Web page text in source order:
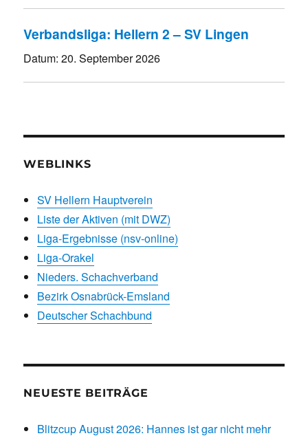
Verbandsliga: Hellern 2 – SV Lingen
Datum:20. September 2026
WEBLINKS
SV Hellern Hauptverein
Liste der Aktiven (mit DWZ)
Liga-Ergebnisse (nsv-online)
Liga-Orakel
Nieders. Schachverband
Bezirk Osnabrück-Emsland
Deutscher Schachbund
NEUESTE BEITRÄGE
Blitzcup August 2026: Hannes ist gar nicht mehr